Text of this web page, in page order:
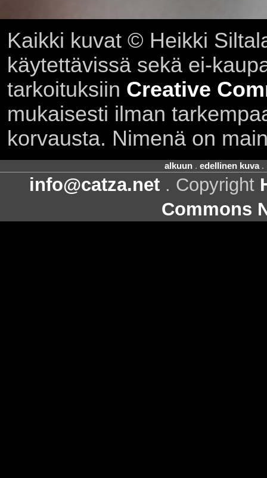
Kaikki kuvat © Heikki
käytettävissä sekä ei-
tarkoituksiin Creative
mukaisesti ilman
korvausta. Nimenä on
alkuun. edellinen kuva.
info@catza.net . Copyright
Commons